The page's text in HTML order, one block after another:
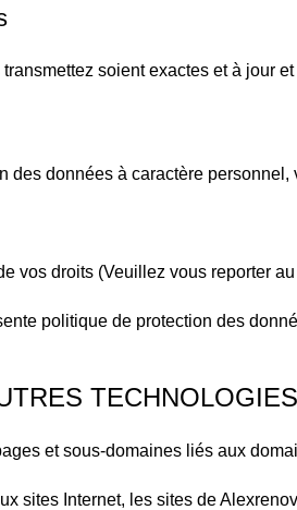
soient exactes et à
des données à caractère
vos droits (Veuillez vous reporter
politique de protection des
TECHNOLOGIES
et sous-domaines liés aux
sites Internet, les sites de